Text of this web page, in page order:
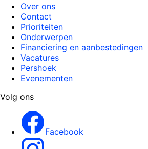
Over ons
Contact
Prioriteiten
Onderwerpen
Financiering en aanbestedingen
Vacatures
Pershoek
Evenementen
Volg ons
Facebook